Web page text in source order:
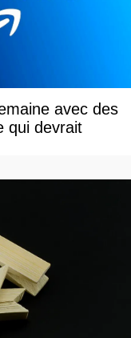
avec des
qui devrait